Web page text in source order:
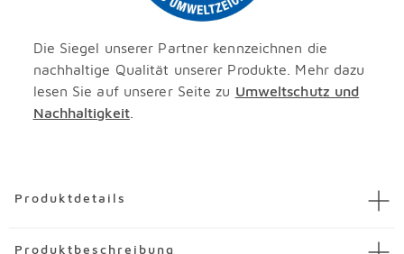
Die Siegel unserer Partner kennzeichnen die
nachhaltige Qualität unserer Produkte. Mehr dazu
lesen Sie auf unserer Seite zu Umweltschutz und
Nachhaltigkeit.
Produktdetails
Artikel Sitzkissen Pad
Produktbeschreibung